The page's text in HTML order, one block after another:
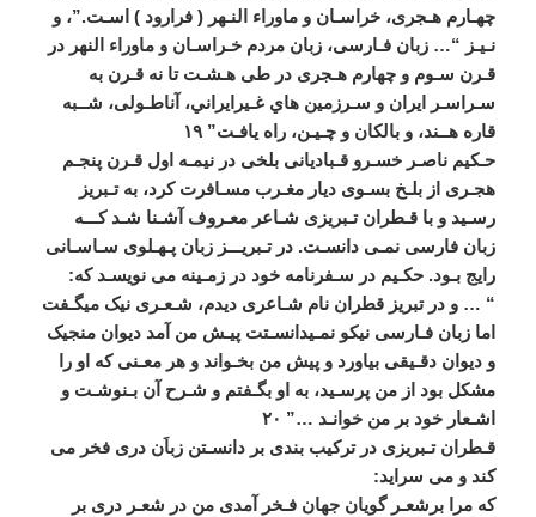
چهـارم هـجری، خراسـان و ماوراء النـهر (فرارود ) اسـت.”، و
نـيـز “…زبان فـارسی، زبان مردم خـراسـان و ماوراء النهر در
قـرن سـوم و چهارم هـجری در طی هـشـت تا نه قـرن به
سـراسـر
ايران و سـرزمين ‌هاي غـيرايراني، آناطـولی، شــبه
قاره هــند، و بالکان و چـيـن، راه يافـت”۱۹
حـکيم ناصـر خسـرو قـباديانی بلخی در نيمـه اول قـرن پنجـم
هجـری از بلـخ بسـوی ديار مغـرب مسـافرت کرد، به تـبريز
رسـيد و با قـطران تـبريزی شـاعر معـروف آشـنا شـد کـــه
زبان فارسی نمـی ‌دانسـت.در تـبريـــز زبان پـهـلوی سـاسـانی
رايج بـود.حکـيم در سـفرنامه خود در زمـينه می ‌نويسـد که:
“ …و در تبريز قطران نام شـاعری ديدم، شـعـری نيک ميگـفت
اما زبان فـارسی نيکو نمـيدانسـتت پيـش من آمد ديوان منجيک
و ديوان دقـيقی بياورد و پيش من بخـواند و هر معـنی که او را
مشکل بود از من پرسـيد، به او بگـفتم و شـرح آن بـنوشـت و
اشـعار خود بر من خوانـد …” ۲۰
قـطران تـبريزی در ترکيب ‌بندی بر دانسـتن زباَن دری فخر می
کند و می سرايد:
که مرا برشعـر گويان جهان فـخر آمدی من در شعـر دری بر